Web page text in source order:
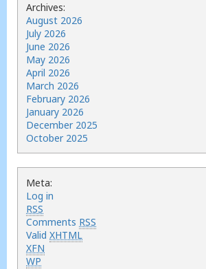
Archives:
August 2026
July 2026
June 2026
May 2026
April 2026
March 2026
February 2026
January 2026
December 2025
October 2025
Meta:
Log in
RSS
Comments RSS
Valid XHTML
XFN
WP